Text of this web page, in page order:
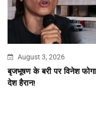
August 3, 2026
बृजभूषण के बरी पर विनेश
देश हैरान!